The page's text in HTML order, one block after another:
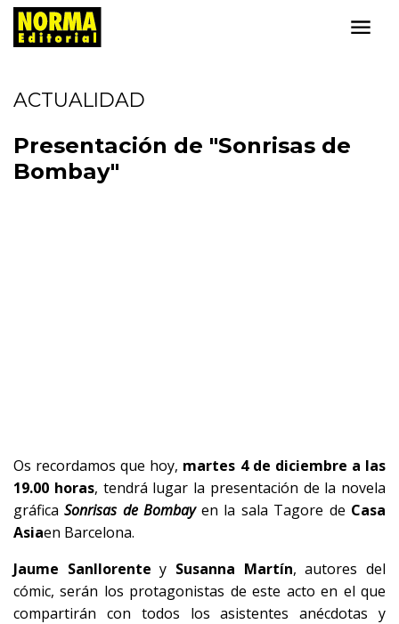
ACTUALIDAD
Presentación de "Sonrisas de
Bombay"
Os recordamos que hoy, martes 4 de diciembre a las
19.00 horas, tendrá lugar la presentación de la novela
gráficaSonrisas de Bombayen la sala Tagore de Casa
Asiaen Barcelona.
Jaume Sanllorente y Susanna Martín, autores del
cómic, serán los protagonistas de este acto en el que
compartirán con todos los asistentes anécdotas y